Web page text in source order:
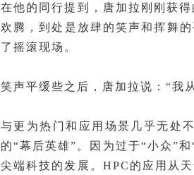
在他的同行提到，唐加拉刚刚获
欢腾，到处是放肆的笑声和挥舞
了摇滚现场。
笑声平缓些之后，唐加拉说：“我
与更为热门和应用场景几乎无处
的“幕后英雄”。因为过于“小众”
尖端科技的发展。HPC的应用从